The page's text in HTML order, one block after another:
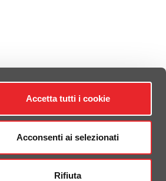
Accetta tutti i cookie
Acconsenti ai selezionati
Rifiuta